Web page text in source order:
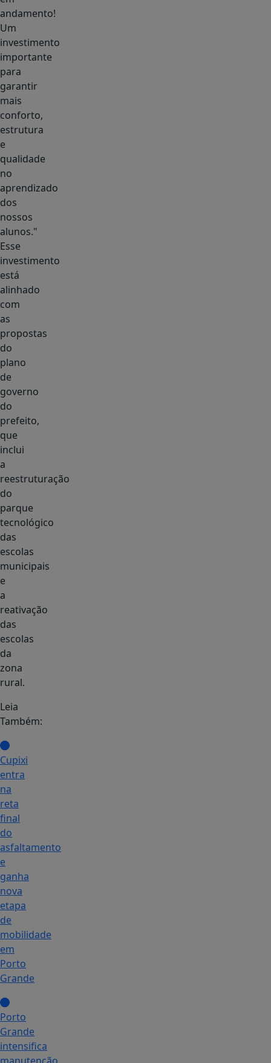
andamento!
Um
investimento
importante
para
garantir
mais
conforto,
estrutura
e
qualidade
no
aprendizado
dos
nossos
alunos."
Esse
investimento
está
alinhado
com
as
propostas
do
plano
de
governo
do
prefeito,
que
inclui
a
reestruturação
do
parque
tecnológico
das
escolas
municipais
e
a
reativação
das
escolas
da
zona
rural.
Leia
Também:
Cupixi
entra
na
reta
final
do
asfaltamento
e
ganha
nova
etapa
de
mobilidade
em
Porto
Grande
Porto
Grande
intensifica